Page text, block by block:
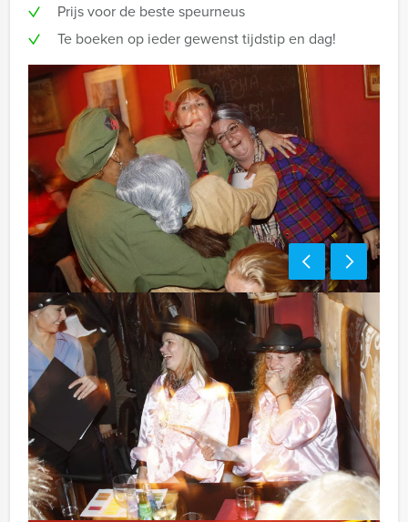
Prijs voor de beste speurneus
Te boeken op ieder gewenst tijdstip en dag!
Bezorgkosten (meerprijs):
Enschede € 100,- excl. BTW
Optioneel:
Niet telkens uw knip hoeven trekken om uw drankje af
te rekenen? Voor € 13,50 per persoon per uur dat u in
het restaurant doorbrengt (excl. BTW) kunt u
gebruikmaken van het drankarrangement, waarbij u
onbeperkt kunt genieten van bier, fris, huiswijn, koffie